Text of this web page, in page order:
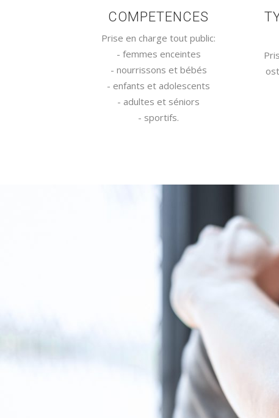
COMPETENCES
Prise en charge tout public:
- femmes enceintes
- nourrissons et bébés
- enfants et adolescents
- adultes et séniors
- sportifs.